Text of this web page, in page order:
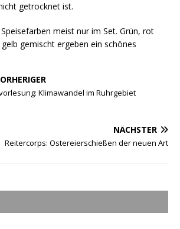
getrocknet ist.
meist nur im Set. Grün, rot
gemischt ergeben ein schönes
Klimawandel im Ruhrgebiet
NÄCHSTER
Reitercorps: Ostereierschießen der neuen Art